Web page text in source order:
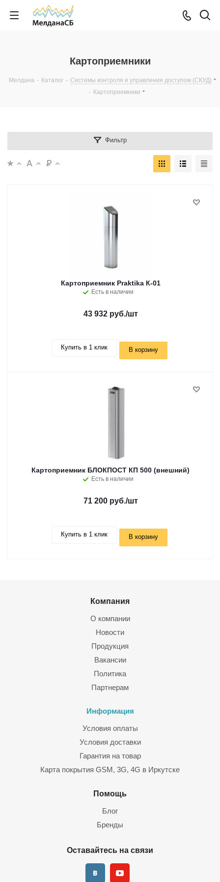
Картоприемники
Мелдана - Каталог - Системы контроля и управления доступом (СКУД)
- Картоприемники
Фильтр
Картоприемник Praktika К-01
Есть в наличии
43 932 руб./шт
Купить в 1 клик В корзину
Картоприемник БЛОКПОСТ КП 500 (внешний)
Есть в наличии
71 200 руб./шт
Купить в 1 клик В корзину
Компания
О компании
Новости
Продукция
Вакансии
Политика
Партнерам
Информация
Условия оплаты
Условия доставки
Гарантия на товар
Карта покрытия GSM, 3G, 4G в Иркутске
Помощь
Блог
Бренды
Оставайтесь на связи